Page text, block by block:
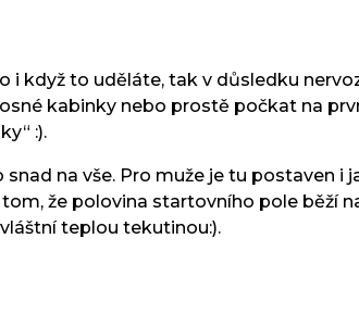
i když to uděláte, tak v důsledku
kabinky nebo prostě počkat na
:).
na vše. Pro muže je tu postaven i
že polovina startovního pole běží
teplou tekutinou:).